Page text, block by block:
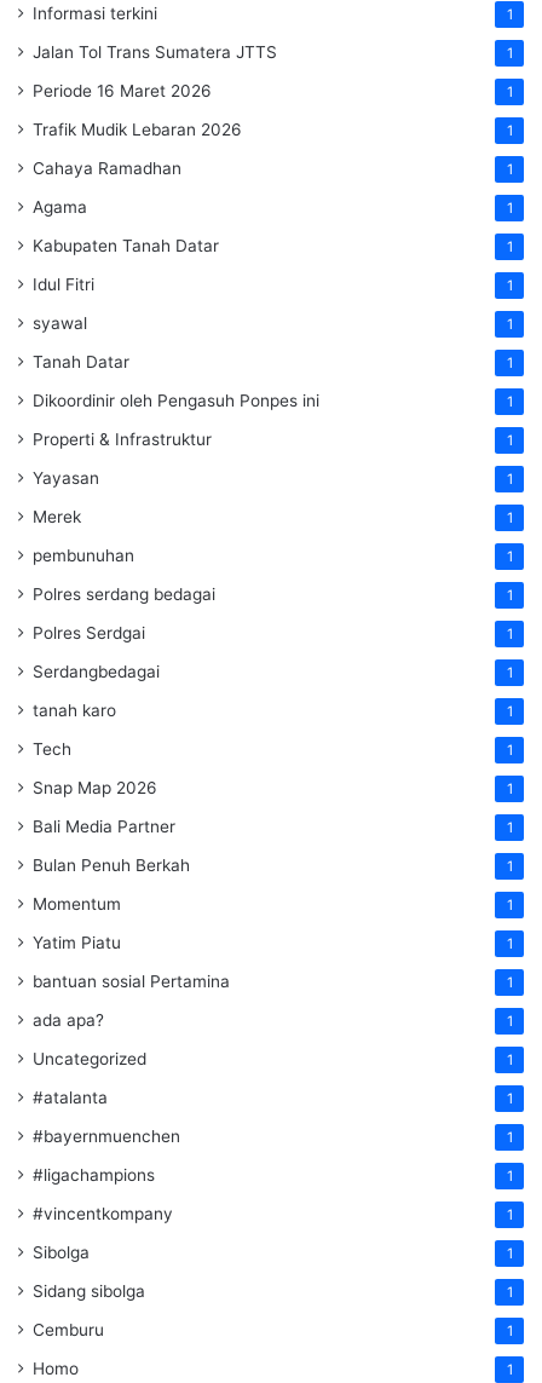
Informasi terkini 1
Jalan Tol Trans Sumatera JTTS 1
Periode 16 Maret 2026 1
Trafik Mudik Lebaran 2026 1
Cahaya Ramadhan 1
Agama 1
Kabupaten Tanah Datar 1
Idul Fitri 1
syawal 1
Tanah Datar 1
Dikoordinir oleh Pengasuh Ponpes ini 1
Properti & Infrastruktur 1
Yayasan 1
Merek 1
pembunuhan 1
Polres serdang bedagai 1
Polres Serdgai 1
Serdangbedagai 1
tanah karo 1
Tech 1
Snap Map 2026 1
Bali Media Partner 1
Bulan Penuh Berkah 1
Momentum 1
Yatim Piatu 1
bantuan sosial Pertamina 1
ada apa? 1
Uncategorized 1
#atalanta 1
#bayernmuenchen 1
#ligachampions 1
#vincentkompany 1
Sibolga 1
Sidang sibolga 1
Cemburu 1
Homo 1